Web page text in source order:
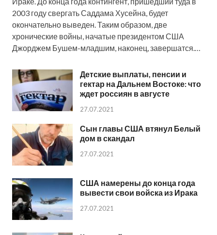
2003 году свергать Саддама Хусейна, будет
окончательно выведен. Таким образом, две
хронические войны, начатые президентом США
Джорджем Бушем-младшим, наконец, завершатся.…
Детские выплаты, пенсии и
гектар на Дальнем Востоке: что
ждет россиян в августе
27.07.2021
Сын главы США втянул Белый
дом в скандал
27.07.2021
США намерены до конца года
вывести свои войска из Ирака
27.07.2021